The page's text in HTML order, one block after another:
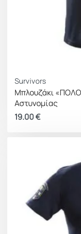
Survivors
Μπλουζάκι
Αστυνομίας
19.00€